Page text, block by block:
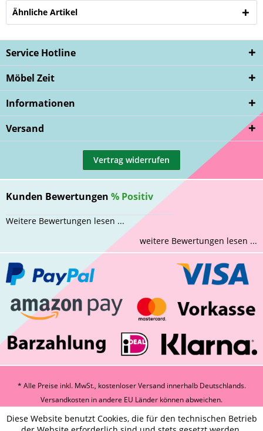
Ähnliche Artikel
Service Hotline
Möbel Zeit
Informationen
Versand
Vertrag widerrufen
Kunden Bewertungen % Positiv
Weitere Bewertungen lesen ...
weitere Bewertungen lesen ...
* Alle Preise inkl. MwSt., kostenloser Versand innerhalb Deutschlands.
Versandkosten in andere EU Länder können abweichen.
Diese Website benutzt Cookies, die für den technischen Betrieb